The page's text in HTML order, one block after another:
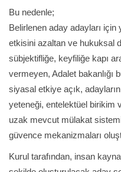
Bu nedenle;
Belirlenen aday adayları için
etkisini azaltan ve hukuksal
sübjektifliğe, keyfiliğe kapı
vermeyen, Adalet bakanlığı
siyasal etkiye açık,
yeteneği, entelektüel birikim
uzak mevcut mülakat sistemi
güvence mekanizmaları
Kurul tarafından, insan